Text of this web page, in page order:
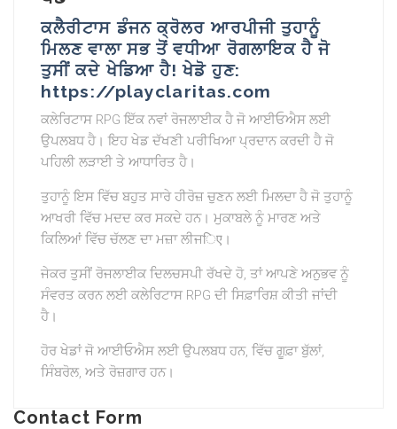
ਕਲੈਰੀਟਾਸ ਡੰਜਨ ਕ੍ਰੋਲਰ ਆਰਪੀਜੀ ਤੁਹਾਨੂੰ
ਮਿਲਣ ਵਾਲਾ ਸਭ ਤੋਂ ਵਧੀਆ ਰੋਗਲਾਇਕ ਹੈ ਜੋ
ਤੁਸੀਂ ਕਦੇ ਖੇਡਿਆ ਹੈ! ਖੇਡੋ ਹੁਣ:
https://playclaritas.com
ਕਲੇਰਿਟਾਸ RPG ਇੱਕ ਨਵਾਂ ਰੋਜਲਾਈਕ ਹੈ ਜੋ ਆਈਓਐਸ ਲਈ
ਉਪਲਬਧ ਹੈ। ਇਹ ਖੇਡ ਦੱਖਣੀ ਪਰੀਖਿਆ ਪ੍ਰਦਾਨ ਕਰਦੀ ਹੈ ਜੋ
ਪਹਿਲੀ ਲੜਾਈ ਤੇ ਆਧਾਰਿਤ ਹੈ।
ਤੁਹਾਨੂੰ ਇਸ ਵਿੱਚ ਬਹੁਤ ਸਾਰੇ ਹੀਰੋਜ਼ ਚੁਣਨ ਲਈ ਮਿਲਦਾ ਹੈ ਜੋ ਤੁਹਾਨੂੰ
ਆਖਰੀ ਵਿੱਚ ਮਦਦ ਕਰ ਸਕਦੇ ਹਨ। ਮੁਕਾਬਲੇ ਨੂੰ ਮਾਰਣ ਅਤੇ
ਕਿਲਿਆਂ ਵਿੱਚ ਚੱਲਣ ਦਾ ਮਜ਼ਾ ਲੀਜिए।
ਜੇਕਰ ਤੁਸੀਂ ਰੋਜਲਾਈਕ ਦਿਲਚਸਪੀ ਰੱਖਦੇ ਹੋ, ਤਾਂ ਆਪਣੇ ਅਨੁਭਵ ਨੂੰ
ਸੰਵਰਤ ਕਰਨ ਲਈ ਕਲੇਰਿਟਾਸ RPG ਦੀ ਸਿਫ਼ਾਰਿਸ਼ ਕੀਤੀ ਜਾਂਦੀ
ਹੈ।
ਹੋਰ ਖੇਡਾਂ ਜੋ ਆਈਓਐਸ ਲਈ ਉਪਲਬਧ ਹਨ, ਵਿੱਚ ਗੂਫ਼ਾ ਬੁੱਲਾਂ,
ਸਿੰਬਰੋਲ, ਅਤੇ ਰੋਜ਼ਗਾਰ ਹਨ।
Contact Form